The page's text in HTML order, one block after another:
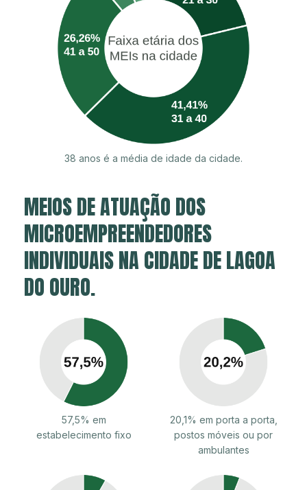
38 anos é a média de idade da cidade.
MEIOS DE ATUAÇÃO DOS
MICROEMPREENDEDORES
INDIVIDUAIS NA CIDADE DE LAGOA
DO OURO.
57,5% em
estabelecimento fixo
20,1% em porta a porta,
postos móveis ou por
ambulantes